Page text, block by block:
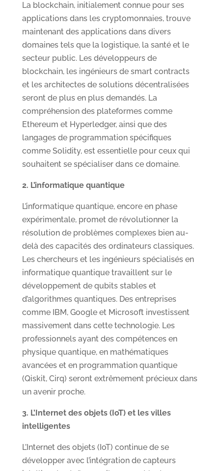
La blockchain, initialement connue pour ses
applications dans les cryptomonnaies, trouve
maintenant des applications dans divers
domaines tels que la logistique, la santé et le
secteur public. Les développeurs de
blockchain, les ingénieurs de smart contracts
et les architectes de solutions décentralisées
seront de plus en plus demandés. La
compréhension des plateformes comme
Ethereum et Hyperledger, ainsi que des
langages de programmation spécifiques
comme Solidity, est essentielle pour ceux qui
souhaitent se spécialiser dans ce domaine.
2. L’informatique quantique
L’informatique quantique, encore en phase
expérimentale, promet de révolutionner la
résolution de problèmes complexes bien au-
delà des capacités des ordinateurs classiques.
Les chercheurs et les ingénieurs spécialisés en
informatique quantique travaillent sur le
développement de qubits stables et
d’algorithmes quantiques. Des entreprises
comme IBM, Google et Microsoft investissent
massivement dans cette technologie. Les
professionnels ayant des compétences en
physique quantique, en mathématiques
avancées et en programmation quantique
(Qiskit, Cirq) seront extrêmement précieux dans
un avenir proche.
3. L’Internet des objets (IoT) et les villes
intelligentes
L’Internet des objets (IoT) continue de se
développer avec l’intégration de capteurs